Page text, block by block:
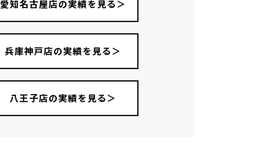
愛知名古屋店の実績を見る＞
兵庫神戸店の実績を見る＞
八王子店の実績を見る＞